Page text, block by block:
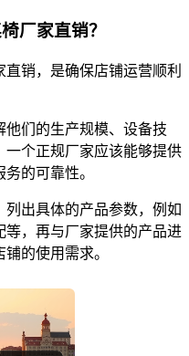
厂家直销？
销，是确保店铺运营顺利
他们的生产规模、设备技
个正规厂家应该能够提供
的可靠性。
出具体的产品参数，例如
，再与厂家提供的产品进
的使用需求。